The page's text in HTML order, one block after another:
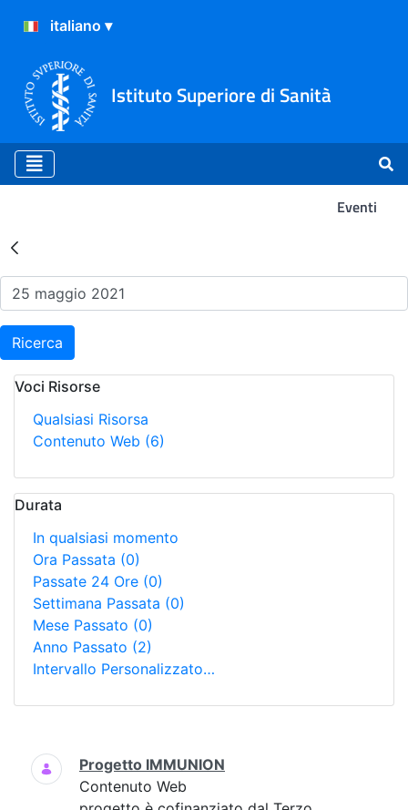
Istituto Superiore di Sanità
Eventi
Risultati della Ricerca -
Ricerca
Voci Risorse
Qualsiasi Risorsa
Contenuto Web (6)
Durata
In qualsiasi momento
Ora Passata (0)
Passate 24 Ore (0)
Settimana Passata (0)
Mese Passato (0)
Anno Passato (2)
Intervallo Personalizzato…
Ricerca
Progetto IMMUNION
Contenuto Web